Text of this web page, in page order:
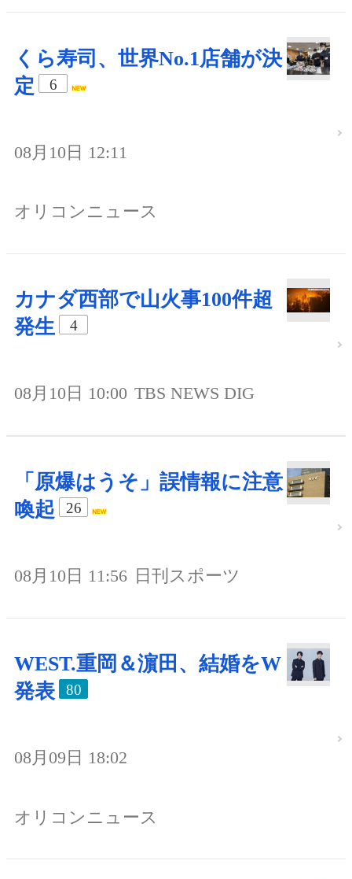
くら寿司、世界No.1店舗が決
定
6
08月10日 12:11
オリコンニュース
カナダ西部で山火事100件超
発生
4
08月10日 10:00 TBS NEWS DIG
「原爆はうそ」誤情報に注意
喚起
26
08月10日 11:56 日刊スポーツ
WEST.重岡＆濵田、結婚をW
発表
80
08月09日 18:02
オリコンニュース